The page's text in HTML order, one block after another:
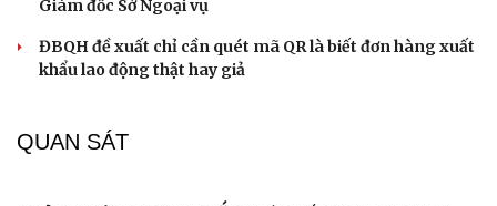
quả
Chiến lược lợi hại của Iran nhằm làm suy yếu Mỹ và Tổng
thống Trump
năm 1940?